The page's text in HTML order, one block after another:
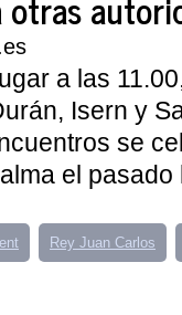
a las
Isern y
se
el
Rey Juan Carlos